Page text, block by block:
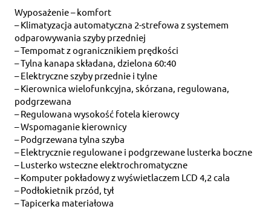
Wyposażenie – komfort
– Klimatyzacja automatyczna 2-strefowa z systemem
odparowywania szyby przedniej
– Tempomat z ogranicznikiem prędkości
– Tylna kanapa składana, dzielona 60:40
– Elektryczne szyby przednie i tylne
– Kierownica wielofunkcyjna, skórzana, regulowana,
podgrzewana
– Regulowana wysokość fotela kierowcy
– Wspomaganie kierownicy
– Podgrzewana tylna szyba
– Elektrycznie regulowane i podgrzewane lusterka boczne
– Lusterko wsteczne elektrochromatyczne
– Komputer pokładowy z wyświetlaczem LCD 4,2 cala
– Podłokietnik przód, tył
– Tapicerka materiałowa